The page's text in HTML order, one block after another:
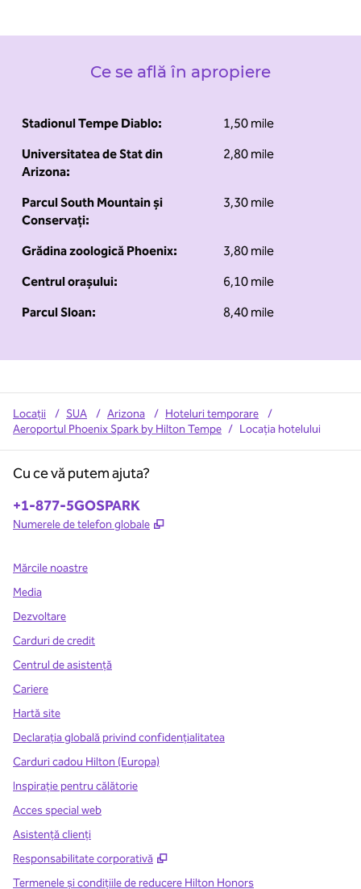
Ce se află în apropiere
Stadionul Tempe Diablo:
1,50 mile
Universitatea de Stat din
Arizona:
2,80 mile
Parcul South Mountain și
Conservați:
3,30 mile
Grădina zoologică Phoenix:
3,80 mile
Centrul orașului:
6,10 mile
Parcul Sloan:
8,40 mile
Locații / SUA / Arizona / Hoteluri temporare
/
Aeroportul Phoenix Spark by Hilton Tempe / Locația hotelului
Cu ce vă putem ajuta?
Telefon:
+1-877-5GOSPARK
Numerele de telefon globale ,
Mărcile noastre
Media
Dezvoltare
Carduri de credit
Centrul de asistență
Cariere
Hartă site
Declarația globală privind confidenţialitatea
Carduri cadou Hilton (Europa)
Inspirație pentru călătorie
Acces special web
Asistenţă clienţi
Responsabilitate corporativă
,
Termenele și condițiile de reducere Hilton Honors